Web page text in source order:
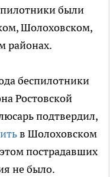
были
Шолоховском,
районах.
беспилотники
Ростовской
подтвердил,
в Шолоховском
пострадавших
не было.